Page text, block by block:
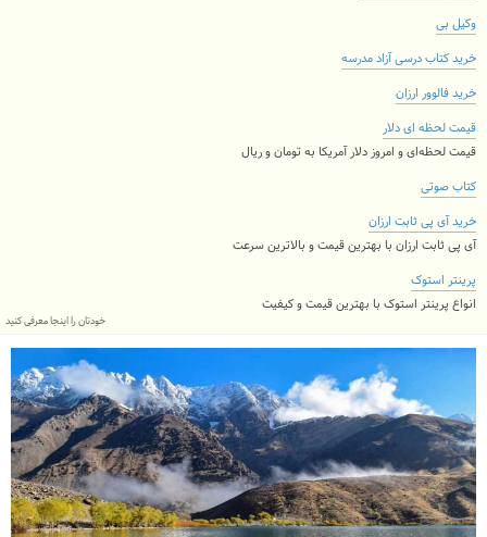
وکیل بی
خرید کتاب درسی آزاد مدرسه
خرید فالوور ارزان
قیمت لحظه ای دلار
قیمت لحظه‌ای و امروز دلار آمریکا به تومان و ریال
کتاب صوتی
خرید آی پی ثابت ارزان
آی پی ثابت ارزان با بهترین قیمت و بالاترین سرعت
پرینتر استوک
انواع پرینتر استوک با بهترین قیمت و کیفیت
خودتان را اینجا معرفی کنید